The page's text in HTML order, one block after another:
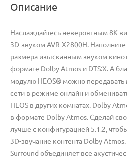
Описание
Наслаждайтесь невероятным 8K-
3D-звуком AVR-X2800H.
размера изысканным звуком
формате Dolby Atmos и DTS:X. А
модулю HEOS® можно
сети в режиме онлайн и
HEOS в других комнатах. Dolby
в формате Dolby Atmos. Сделай
лучше с конфигурацией 5.1.2,
3D-звучание контента Dolby
Surround объединяет все